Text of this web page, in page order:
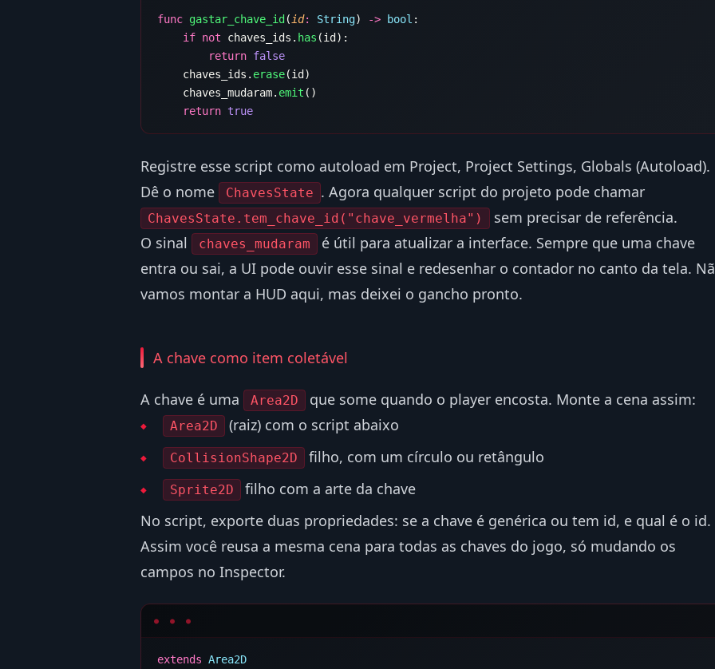
func gastar_chave_id ( id: String) -> bool
    if
not chaves_ids. has
        return
    chaves_ids.
erase
    chaves_mudaram.
emit
    return
Registre esse script como autoload em Project, Project Settings, Globals (Autoload).
Dê o nome
ChavesState . Agora qualquer script do projeto pode chamar
ChavesState.tem_chave_id("chave_vermelha")
sem precisar de referência.
O sinal
chaves_mudaram
é útil para atualizar a interface. Sempre que uma chave
entra ou sai, a UI pode ouvir esse sinal e redesenhar o contador no canto da tela.
vamos montar a HUD aqui, mas deixei o gancho pronto.
A chave como item coletável
A chave é uma Area2D que some quando o player encosta. Monte a cena assim:
Area2D (raiz) com o script abaixo
CollisionShape2D filho, com um círculo ou retângulo
Sprite2D
filho com a arte da chave
No script, exporte duas propriedades: se a chave é genérica ou tem id, e qual é o id.
Assim você reusa a mesma cena para todas as chaves do jogo, só mudando os
campos no Inspector.
extends